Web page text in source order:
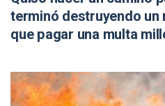
terminó destruyendo
que pagar una multa